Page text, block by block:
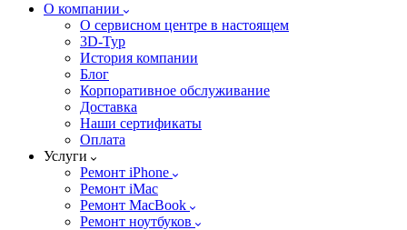
О компании
О сервисном центре в настоящем
3D-Тур
История компании
Блог
Корпоративное обслуживание
Доставка
Наши сертификаты
Оплата
Услуги
Ремонт iPhone
Ремонт iMac
Ремонт MacBook
Ремонт ноутбуков